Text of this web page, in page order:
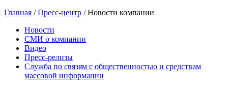
Главная /Пресс-центр / Новости компании
Новости
СМИ о компании
Видео
Пресс-релизы
Служба по связям с общественностью и средствам
массовой информации